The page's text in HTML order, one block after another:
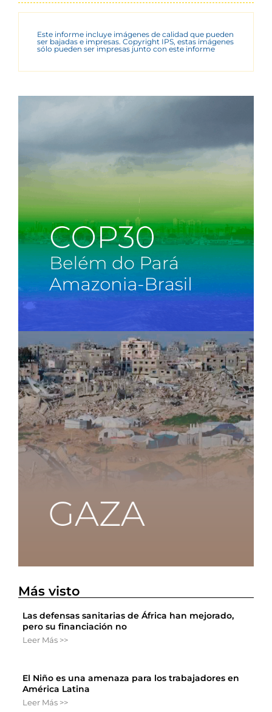
Este informe incluye imágenes de calidad que pueden
ser bajadas e impresas. Copyright IPS, estas imágenes
sólo pueden ser impresas junto con este informe
Más visto
Las defensas sanitarias de África han mejorado,
pero su financiación no
Leer Más >>
El Niño es una amenaza para los trabajadores en
América Latina
Leer Más >>